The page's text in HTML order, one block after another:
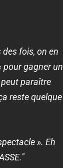
fois, on en
pour gagner un
paraître
reste quelque
». Eh